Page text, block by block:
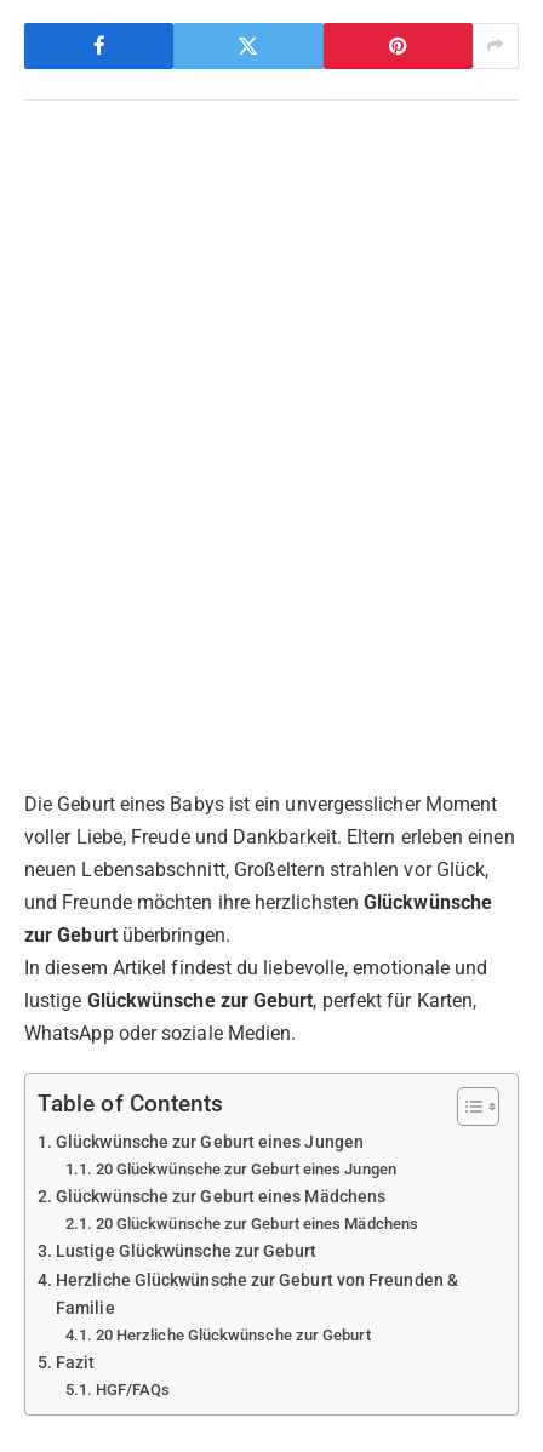
Die Geburt eines Babys ist ein unvergesslicher Moment
voller Liebe, Freude und Dankbarkeit. Eltern erleben einen
neuen Lebensabschnitt, Großeltern strahlen vor Glück,
und Freunde möchten ihre herzlichstenGlückwünsche
zur Geburtüberbringen.
In diesem Artikel findest du liebevolle, emotionale und
lustige Glückwünsche zur Geburt, perfekt für Karten,
WhatsApp oder soziale Medien.
Table of Contents
Glückwünsche zur Geburt eines Jungen
20 Glückwünsche zur Geburt eines Jungen
Glückwünsche zur Geburt eines Mädchens
20 Glückwünsche zur Geburt eines Mädchens
Lustige Glückwünsche zur Geburt
Herzliche Glückwünsche zur Geburt von Freunden &
Familie
20 Herzliche Glückwünsche zur Geburt
Fazit
HGF/FAQs